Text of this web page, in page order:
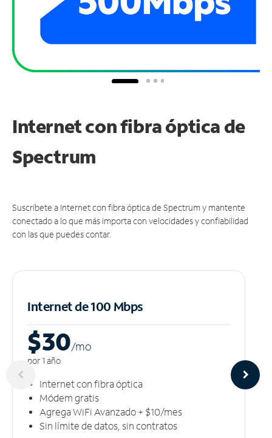
Internet con fibra óptica de
Spectrum
Suscríbete a Internet con fibra óptica de Spectrum y mantente
conectado a lo que más importa con velocidades y confiabilidad
con las que puedes contar.
Internet de 100 Mbps
$30/mo
por 1 año
Internet con fibra óptica
Módem gratis
Agrega WiFi Avanzado + $10/mes
Sin límite de datos, sin contratos